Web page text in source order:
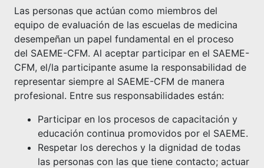
Las personas que actúan como miembros del
equipo de evaluación de las escuelas de medicina
desempeñan un papel fundamental en el proceso
del SAEME-CFM. Al aceptar participar en el SAEME-
CFM, el/la participante asume la responsabilidad de
representar siempre al SAEME-CFM de manera
profesional. Entre sus responsabilidades están:
Participar en los procesos de capacitación y
educación continua promovidos por el SAEME.
Respetar los derechos y la dignidad de todas
las personas con las que tiene contacto; actuar